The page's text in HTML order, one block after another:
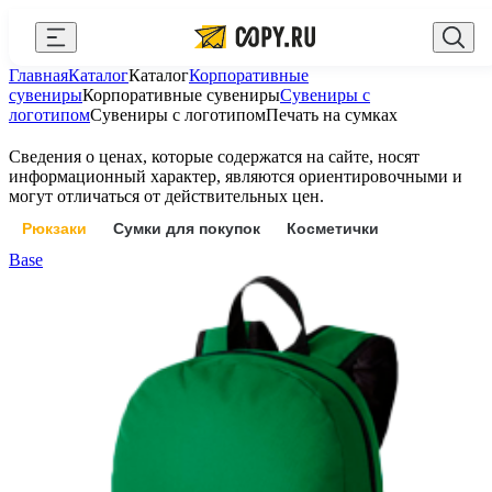
Выберите город
AI Copy.ru
API и интеграции
Сувениры с логотипом
Калькулятор
Генератор QR-кодов
Публичная оферта
Клуб привилегий
Закрыть
ГлавнаяКаталогКаталогКорпоративные
сувенирыКорпоративные сувенирыСувениры с
логотипомСувениры с логотипомПечать на сумках
Сведения о ценах, которые содержатся на сайте, носят
информационный характер, являются ориентировочными и
могут отличаться от действительных цен.
Рюкзаки Сумки для покупок Косметички
Base